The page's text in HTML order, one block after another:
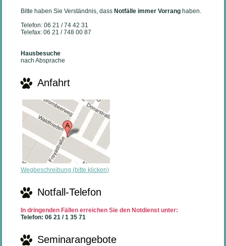
Bitte haben Sie Verständnis, dass Notfälle immer Vorrang haben.
Telefon: 06 21 / 74 42 31
Telefax: 06 21 / 748 00 87
Hausbesuche
nach Absprache
Anfahrt
Wegbeschreibung (bitte klicken)
Notfall-Telefon
In dringenden Fällen erreichen Sie den Notdienst unter:
Telefon: 06 21 / 1 35 71
Seminarangebote